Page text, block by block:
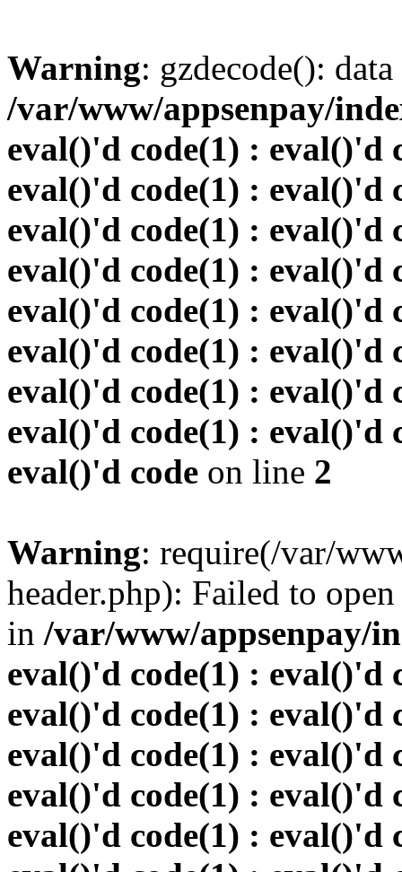
Warning: gzdecode():
/var/www/appsenpay/
eval()'d code(1) : eval()'d
eval()'d code(1) : eval()'d
eval()'d code(1) : eval()'d
eval()'d code(1) : eval()'d
eval()'d code(1) : eval()'d
eval()'d code(1) : eval()'d
eval()'d code(1) : eval()'d
eval()'d code(1) : eval()'d
eval()'d code on line 2
Warning: require(/var/
header.php): Failed to
in /var/www/appsenpay/
eval()'d code(1) : eval()'d
eval()'d code(1) : eval()'d
eval()'d code(1) : eval()'d
eval()'d code(1) : eval()'d
eval()'d code(1) : eval()'d